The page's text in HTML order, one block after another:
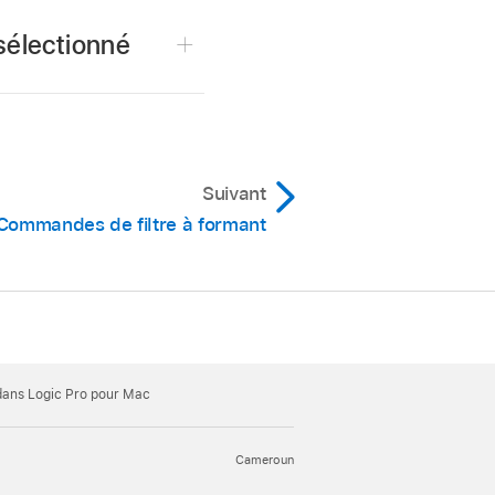
de sorte
à la gamme
Suivant
de filtre à formant
Logic Pro pour Mac
Cameroun